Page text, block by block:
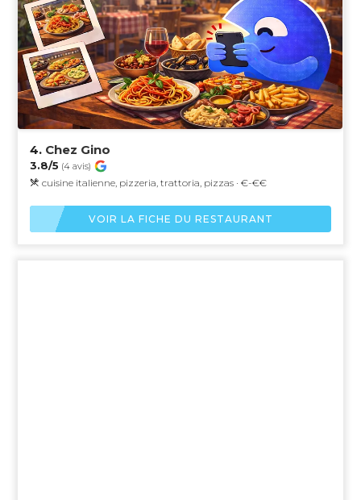
4. Chez Gino
3.8/5 (4 avis)
cuisine italienne, pizzeria, trattoria, pizzas · €-€€
VOIR LA FICHE DU RESTAURANT